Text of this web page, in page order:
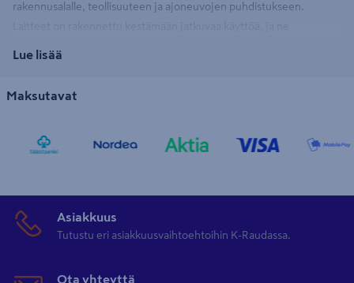
rakennusalalle, teollisuuteen ja ajoneuvojen puhdistukseen.
räätälöidä eri käyttökohteisiin. K-Raudasta saat Kärcher Professional
Kärcher Puzzi puhdistaa kokolattiamatot ja verhoilut
Lue lisää
Maksutavat
Asiakkuus
Tutustu eri asiakkuusvaihtoehtoihin K-Raudassa.
Ota yhteyttä